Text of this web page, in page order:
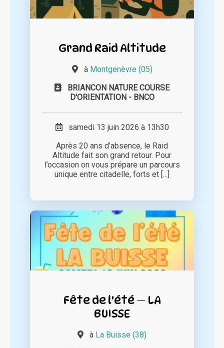
Grand Raid Altitude
à Montgenèvre (05)
BRIANCON NATURE COURSE
D'ORIENTATION - BNCO
samedi 13 juin 2026 à 13h30
Après 20 ans d’absence, le Raid
Altitude fait son grand retour. Pour
l’occasion on vous prépare un parcours
unique entre citadelle, forts et [...]
Fête de l'été — LA
BUISSE
à La Buisse (38)